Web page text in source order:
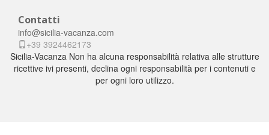
Contatti
info@sicilia-vacanza.com
+39 3924462173
Sicilia-Vacanza Non ha alcuna responsabilità relativa alle strutture
ricettive ivi presenti, declina ogni responsabilità per i contenuti e
per ogni loro utilizzo.